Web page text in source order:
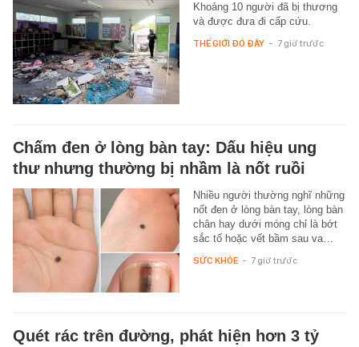
Khoảng 10 người đã bị thương
và được đưa đi cấp cứu.
THẾ GIỚI ĐÓ ĐÂY - 7 giờ trước
Chấm đen ở lòng bàn tay: Dấu hiệu ung
thư nhưng thường bị nhầm là nốt ruồi
Nhiều người thường nghĩ những
nốt đen ở lòng bàn tay, lòng bàn
chân hay dưới móng chỉ là bớt
sắc tố hoặc vết bầm sau va…
SỨC KHỎE - 7 giờ trước
Quét rác trên đường, phát hiện hơn 3 tỷ